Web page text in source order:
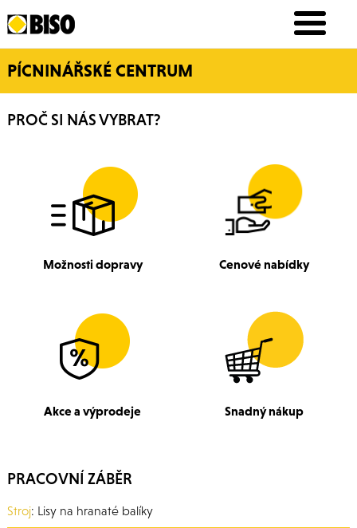
PÍCNINÁŘSKÉ CENTRUM
PROČ SI NÁS VYBRAT?
Možnosti dopravy Cenové nabídky
Akce a výprodeje Snadný nákup
PRACOVNÍ ZÁBĚR
Stroj: Lisy na hranaté balíky